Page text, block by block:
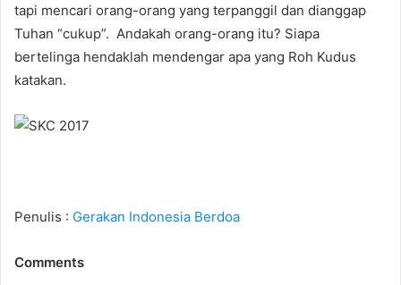
tapi mencari orang-orang yang terpanggil dan dianggap
Tuhan “cukup”. Andakah orang-orang itu? Siapa
bertelinga hendaklah mendengar apa yang Roh Kudus
katakan.
Penulis : Gerakan Indonesia Berdoa
Comments